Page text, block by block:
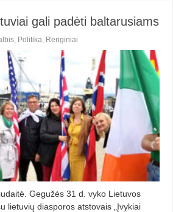
gali padėti baltarusiams
, Politika, Renginiai
Gegužės 31 d. vyko Lietuvos
lietuvių diasporos atstovais „Įvykiai